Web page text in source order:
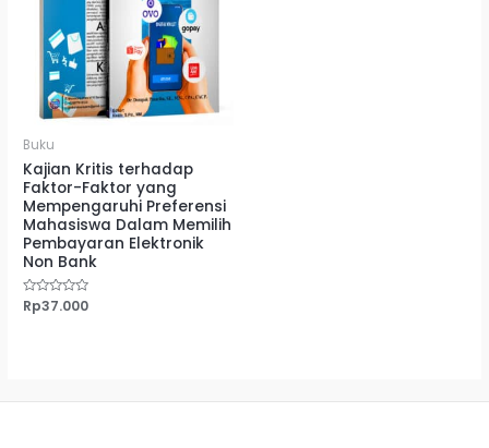
Buku
Kajian Kritis terhadap
Faktor-Faktor yang
Mempengaruhi Preferensi
Mahasiswa Dalam Memilih
Pembayaran Elektronik
Non Bank
Dinilai
0
Rp37.000